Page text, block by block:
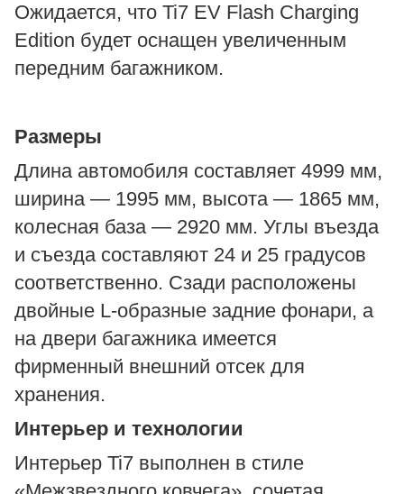
Ожидается, что Ti7 EV Flash Charging
Edition будет оснащен увеличенным
передним багажником.
Размеры
Длина автомобиля составляет 4999 мм,
ширина — 1995 мм, высота — 1865 мм,
колесная база — 2920 мм. Углы въезда
и съезда составляют 24 и 25 градусов
соответственно. Сзади расположены
двойные L-образные задние фонари, а
на двери багажника имеется
фирменный внешний отсек для
хранения.
Интерьер и технологии
Интерьер Ti7 выполнен в стиле